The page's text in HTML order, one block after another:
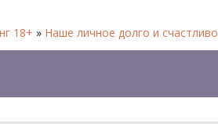
18+ » Наше личное долго и счастливо